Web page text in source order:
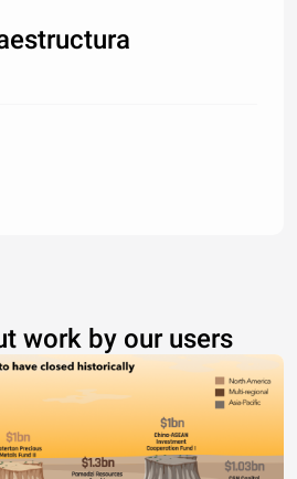
work by our users